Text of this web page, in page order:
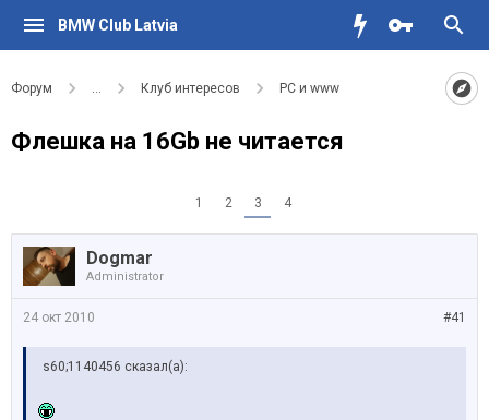
BMW Club Latvia
Форум ... Клуб интересов PC и www
Флешка на 16Gb не читается
1 2 3 4
Dogmar
Administrator
#41
24 окт 2010
s60;1140456 сказал(а):